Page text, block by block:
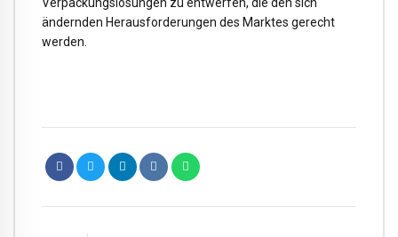
ändernden Herausforderungen des Marktes gerecht
werden.